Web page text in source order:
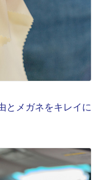
とメガネをキレイに